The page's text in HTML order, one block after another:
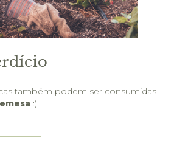
também podem ser consumidas
:)